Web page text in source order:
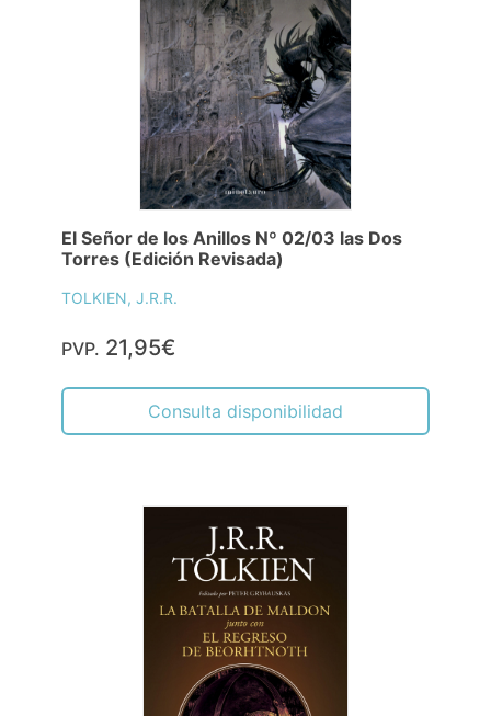
El Señor de los Anillos Nº 02/03 las Dos
Torres (Edición Revisada)
TOLKIEN, J.R.R.
PVP. 21,95€
Consulta disponibilidad